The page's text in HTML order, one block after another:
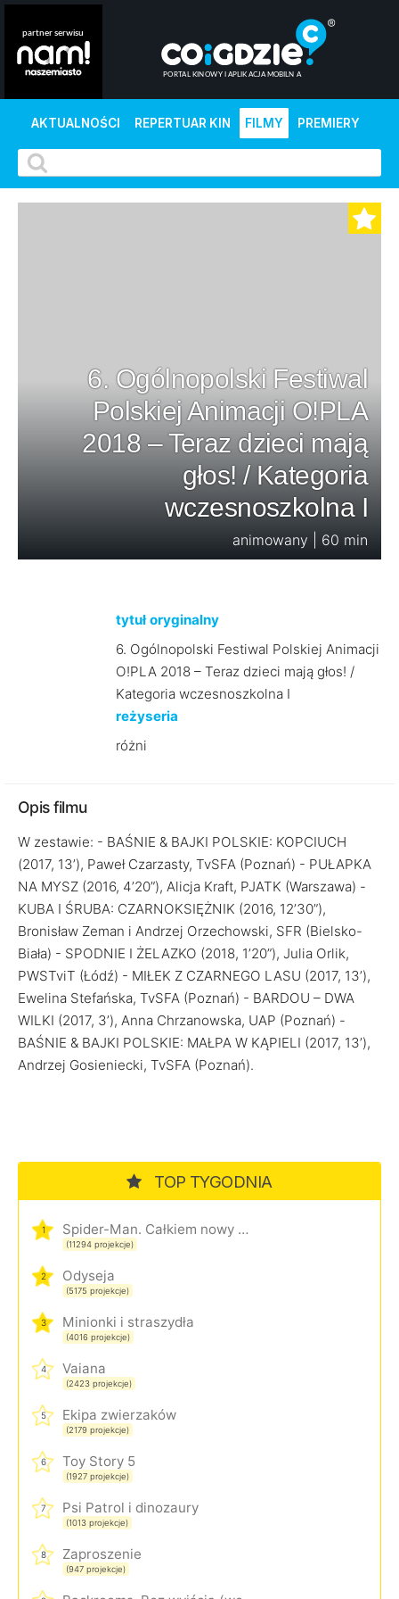
AKTUALNOŚCI REPERTUAR KIN FILMY PREMIERY
6. Ogólnopolski Festiwal
Polskiej Animacji O!PLA
2018 – Teraz dzieci mają
głos! / Kategoria
wczesnoszkolna I
animowany | 60 min
tytuł oryginalny
6. Ogólnopolski Festiwal Polskiej Animacji
O!PLA 2018 – Teraz dzieci mają głos! /
Kategoria wczesnoszkolna I
reżyseria
różni
Opis filmu
W zestawie: - BAŚNIE & BAJKI POLSKIE: KOPCIUCH
(2017, 13’), Paweł Czarzasty, TvSFA (Poznań) - PUŁAPKA
NA MYSZ (2016, 4’20”), Alicja Kraft, PJATK (Warszawa) -
KUBA I ŚRUBA: CZARNOKSIĘŻNIK (2016, 12’30”),
Bronisław Zeman i Andrzej Orzechowski, SFR (Bielsko-
Biała) - SPODNIE I ŻELAZKO (2018, 1’20”), Julia Orlik,
PWSTviT (Łódź) - MIŁEK Z CZARNEGO LASU (2017, 13’),
Ewelina Stefańska, TvSFA (Poznań) - BARDOU – DWA
WILKI (2017, 3’), Anna Chrzanowska, UAP (Poznań) -
BAŚNIE & BAJKI POLSKIE: MAŁPA W KĄPIELI (2017, 13’),
Andrzej Gosieniecki, TvSFA (Poznań).
TOP TYGODNIA
1 Spider-Man. Całkiem nowy dzień
(11294 projekcje)
2 Odyseja
(5175 projekcje)
3 Minionki i straszydła
(4016 projekcje)
4 Vaiana
(2423 projekcje)
5 Ekipa zwierzaków
(2179 projekcje)
6 Toy Story 5
(1927 projekcje)
7 Psi Patrol i dinozaury
(1013 projekcje)
8 Zaproszenie
(947 projekcje)